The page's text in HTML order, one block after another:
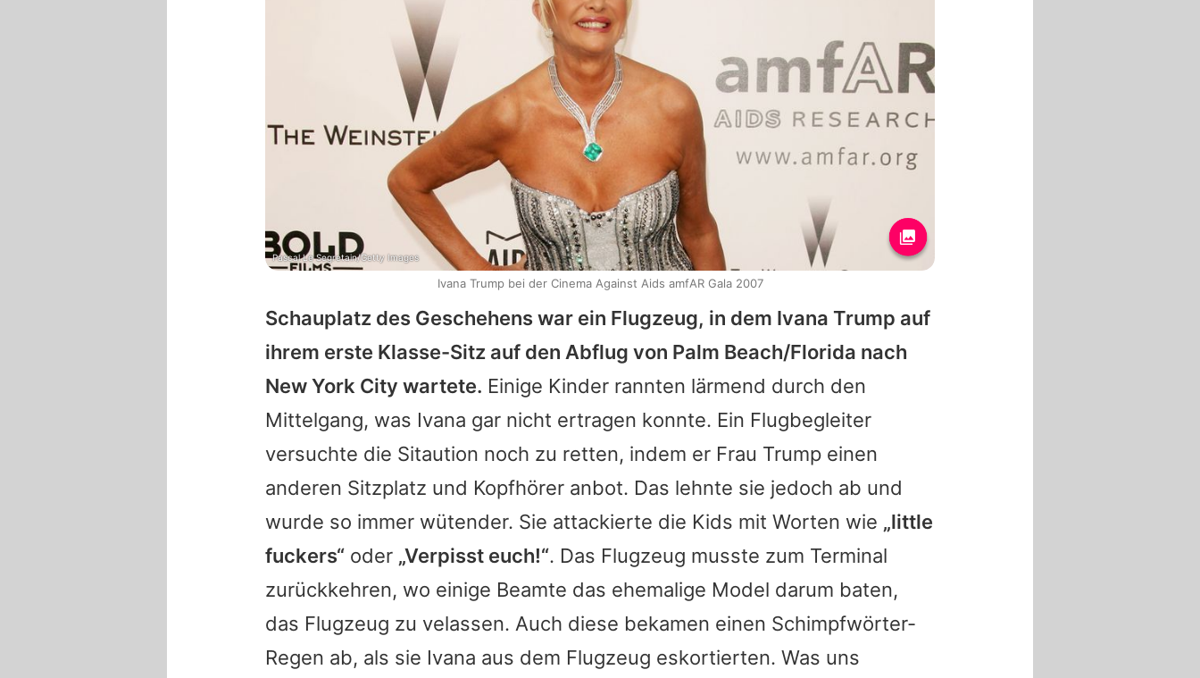
Schauplatz des Geschehens war ein Flugzeug, in dem Ivana Trump auf
ihrem erste Klasse-Sitz auf den Abflug von Palm Beach/Florida nach
New York City wartete. Einige Kinder rannten lärmend durch den
Mittelgang, was Ivana gar nicht ertragen konnte. Ein Flugbegleiter
versuchte die Sitaution noch zu retten, indem er Frau Trump einen
anderen Sitzplatz und Kopfhörer anbot. Das lehnte sie jedoch ab und
wurde so immer wütender. Sie attackierte die Kids mit Worten wie „little
fuckers“ oder „Verpisst euch!“. Das Flugzeug musste zum Terminal
zurückkehren, wo einige Beamte das ehemalige Model darum baten,
das Flugzeug zu velassen. Auch diese bekamen einen Schimpfwörter-
Regen ab, als sie Ivana aus dem Flugzeug eskortierten. Was uns
Pascal Le Segretain/Getty Images
Ivana Trump bei der Cinema Against Aids amfAR Gala 2007